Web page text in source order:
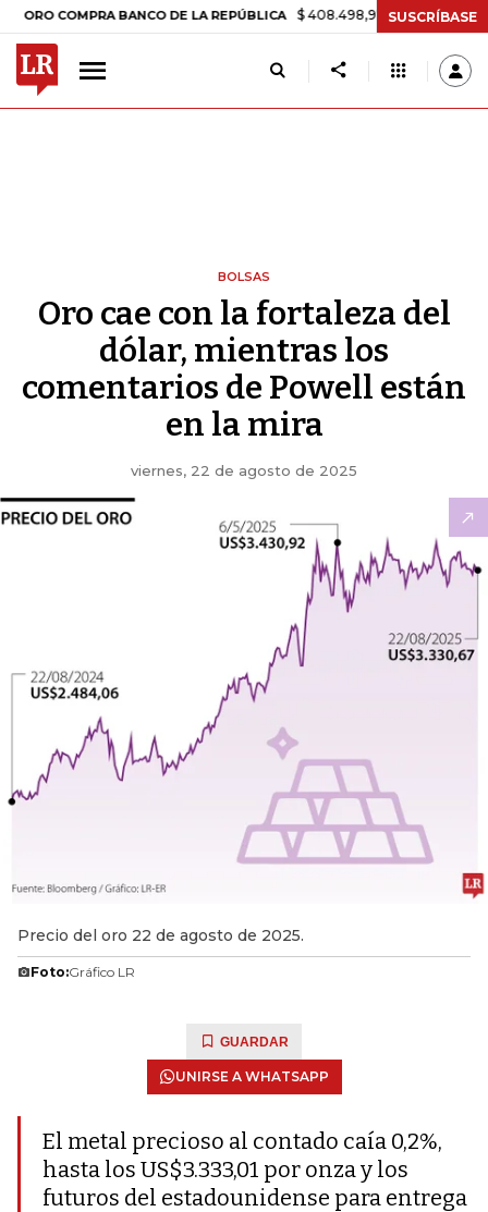
COMPRA BANCO DE LA REPÚBLICA $ 408.498,97 +$ 8.753,81 +2,19%
SUSCRÍBASE
BOLSAS
Oro cae con la fortaleza del
dólar, mientras los
comentarios de Powell están
en la mira
viernes, 22 de agosto de 2025
Precio del oro 22 de agosto de 2025.
Foto:Gráfico LR
GUARDAR
UNIRSE A WHATSAPP
El metal precioso al contado caía 0,2%,
hasta los US$3.333,01 por onza y los
futuros del estadounidense para entrega